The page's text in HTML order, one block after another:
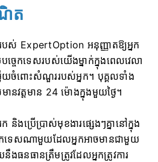
ត
ស់ ExpertOption អនុញ្ញាតឱ្យអ្នក
េកទេសរបស់យើងម្នាក់ក្នុងពេលវេលា
យចំពោះសំណួររបស់អ្នក។ បុគ្គលទាំង
នវត្តមាន 24 ម៉ោងក្នុងមួយថ្ងៃ។
និងប្រើប្រាស់មុខងារផ្សេងៗគ្នានៅក្នុង
េកទេសណាមួយដែលអ្នកអាចមានជាមួយ
ងធនធានត្រឹមត្រូវដែលអ្នកត្រូវការ